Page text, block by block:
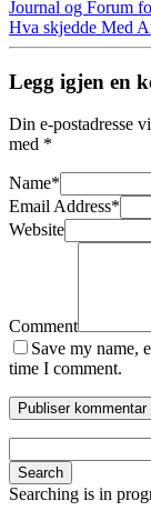
Journal og Forum
Hva skjedde Med
Legg igjen en
Din e-postadresse
med *
Name*
Email Address*
Website
Comment
Save my name,
time I comment.
Search
Searching is in